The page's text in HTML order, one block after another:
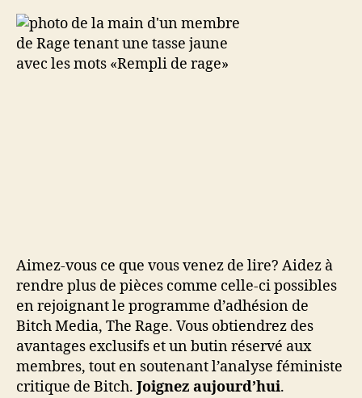
Aimez-vous ce que vous venez de lire? Aidez à
rendre plus de pièces comme celle-ci possibles
en rejoignant le programme d’adhésion de
Bitch Media, The Rage. Vous obtiendrez des
avantages exclusifs et un butin réservé aux
membres, tout en soutenant l’analyse féministe
critique de Bitch. Joignez aujourd’hui.